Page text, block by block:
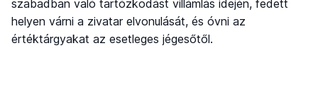
szabadban való tartózkodást villámlás idején, fedett
helyen várni a zivatar elvonulását, és óvni az
értéktárgyakat az esetleges jégesőtől.